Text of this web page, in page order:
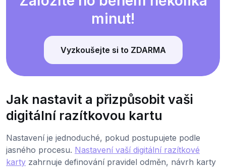
minut!
Vyzkoušejte si to ZDARMA
Jak nastavit a přizpůsobit vaši
digitální razítkovou kartu
Nastavení je jednoduché, pokud postupujete podle
jasného procesu. Nastavení vaší digitální razítkové
karty zahrnuje definování pravidel odměn, návrh karty